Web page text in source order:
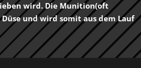
wird. Die Munition(oft
und wird somit aus dem Lauf